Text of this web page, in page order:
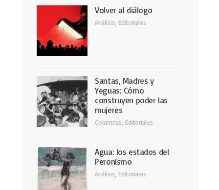
Volver al diálogo
Análisis Editoriales
Santas, Madres y
Yeguas: Cómo
construyen poder las
mujeres
Columnas, Editoriales
Agua: los estados del
Peronismo
Análisis Editoriales